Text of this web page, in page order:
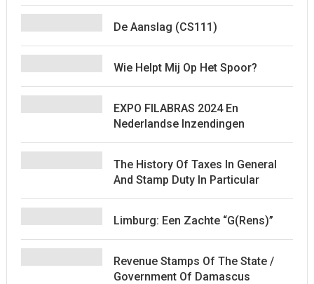
De Aanslag (CS111)
Wie Helpt Mij Op Het Spoor?
EXPO FILABRAS 2024 En
Nederlandse Inzendingen
The History Of Taxes In General
And Stamp Duty In Particular
Limburg: Een Zachte “G(rens)”
Revenue Stamps Of The State /
Government Of Damascus